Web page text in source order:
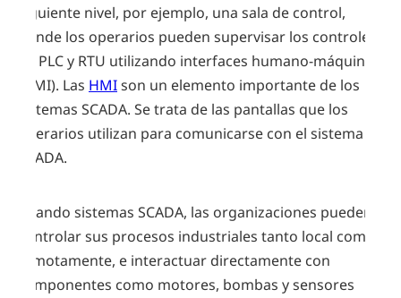
siguiente nivel, por ejemplo, una sala de control,
donde los operarios pueden supervisar los controles
de PLC y RTU utilizando interfaces humano-máquina
(HMI). Las HMIson un elemento importante de los
sistemas SCADA. Se trata de las pantallas que los
operarios utilizan para comunicarse con el sistema
SCADA.
Usando sistemas SCADA, las organizaciones pueden
controlar sus procesos industriales tanto local como
remotamente, e interactuar directamente con
componentes como motores, bombas y sensores